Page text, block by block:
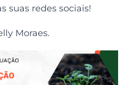
suas redes sociais!
Moraes.